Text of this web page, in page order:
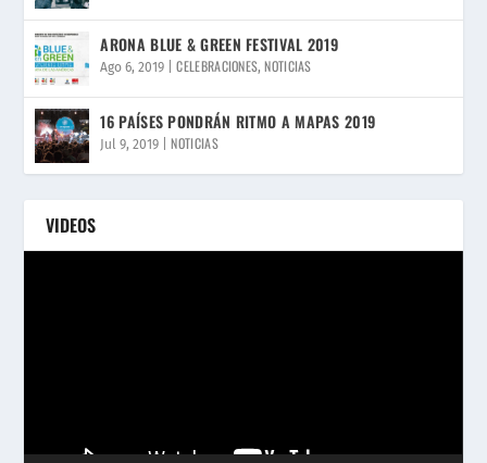
ARONA BLUE & GREEN FESTIVAL 2019
Ago 6, 2019 |CELEBRACIONES, NOTICIAS
16 PAÍSES PONDRÁN RITMO A MAPAS 2019
Jul 9, 2019 NOTICIAS
VIDEOS